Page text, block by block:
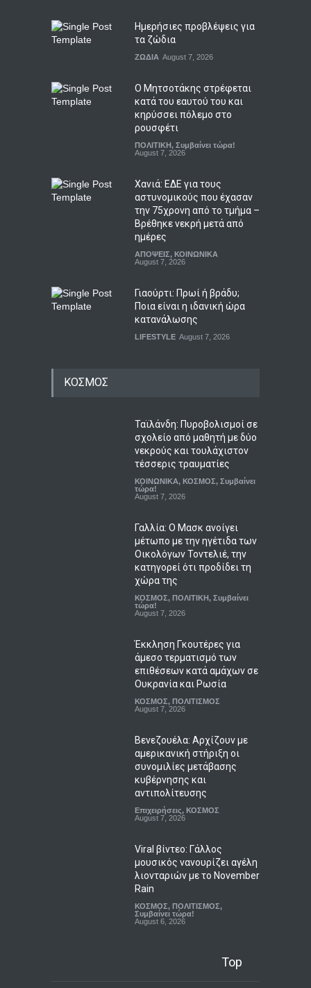
Ημερήσιες προβλέψεις για
τα ζώδια
ΖΩΔΙΑ August 7, 2026
Ο Μητσοτάκης στρέφεται
κατά του εαυτού του και
κηρύσσει πόλεμο στο
ρουσφέτι
ΠΟΛΙΤΙΚΗ, Συμβαίνει τώρα!
August 7, 2026
Χανιά: ΕΔΕ για τους
αστυνομικούς που έχασαν
την 75χρονη από το τμήμα –
Βρέθηκε νεκρή μετά από
ημέρες
ΑΠΟΨΕΙΣ, ΚΟΙΝΩΝΙΚΑ
August 7, 2026
Γιαούρτι: Πρωί ή βράδυ;
Ποια είναι η ιδανική ώρα
κατανάλωσης
LIFESTYLE August 7, 2026
ΚΟΣΜΟΣ
Ταϊλάνδη: Πυροβολισμοί σε
σχολείο από μαθητή με δύο
νεκρούς και τουλάχιστον
τέσσερις τραυματίες
ΚΟΙΝΩΝΙΚΑ, ΚΟΣΜΟΣ, Συμβαίνει
τώρα!
August 7, 2026
Γαλλία: Ο Μασκ ανοίγει
μέτωπο με την ηγέτιδα των
Οικολόγων Τοντελιέ, την
κατηγορεί ότι προδίδει τη
χώρα της
ΚΟΣΜΟΣ, ΠΟΛΙΤΙΚΗ, Συμβαίνει
τώρα!
August 7, 2026
Έκκληση Γκουτέρες για
άμεσο τερματισμό των
επιθέσεων κατά αμάχων σε
Ουκρανία και Ρωσία
ΚΟΣΜΟΣ, ΠΟΛΙΤΙΣΜΟΣ
August 7, 2026
Βενεζουέλα: Αρχίζουν με
αμερικανική στήριξη οι
συνομιλίες μετάβασης
κυβέρνησης και
αντιπολίτευσης
Επιχειρήσεις, ΚΟΣΜΟΣ
August 7, 2026
Viral βίντεο: Γάλλος
μουσικός νανουρίζει αγέλη
λιονταριών με το November
Rain
ΚΟΣΜΟΣ, ΠΟΛΙΤΙΣΜΟΣ,
Συμβαίνει τώρα!
August 6, 2026
Top